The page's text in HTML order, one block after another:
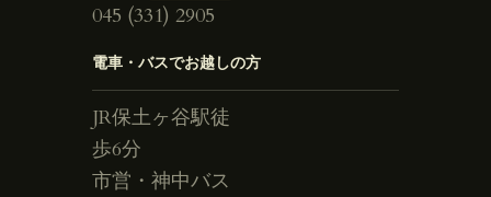
045 (331) 2905
電車・バスでお越しの方
JR保土ヶ谷駅徒
歩6分
市営・神中バス